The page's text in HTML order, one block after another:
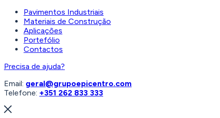
Pavimentos Industriais
Materiais de Construção
Aplicações
Portefólio
Contactos
Precisa de ajuda?
Email: geral@grupoepicentro.com
Telefone: +351 262 833 333